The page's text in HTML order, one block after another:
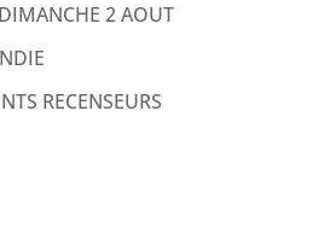
2 AOUT
RECENSEURS